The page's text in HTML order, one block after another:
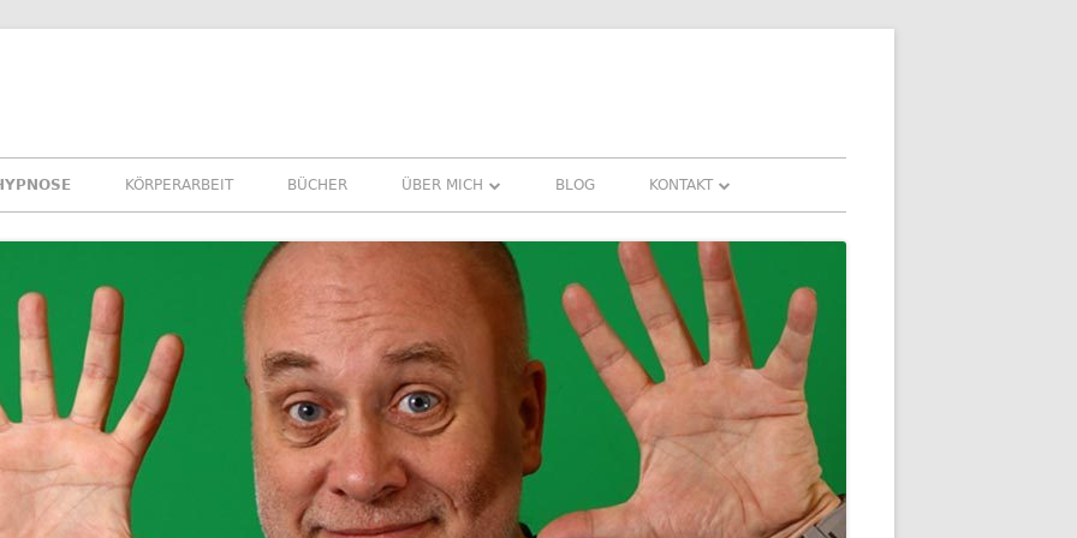
KÖRPERARBEIT BÜCHER ÜBER MICH
REFERENZEN ERFAHRUNGEN UND
NEWSLETTER
BLOG KONTAKT
DOWNLOADS
FAQ
DATENSCHUTZ
IMPRESSUM